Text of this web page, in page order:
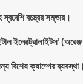
স্বদেশি বস্ত্রের সম্ভার।
ইলেক্ট্রোলাইটস’
বিশেষ ক্যাম্পের ব্যবস্থা।